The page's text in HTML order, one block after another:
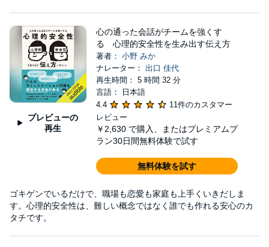
プレビューの
再生
心の通った会話がチームを強くす
る 心理的安全性を生み出す伝え方
著者： 小野 みか
ナレーター： 出口 佳代
再生時間： 5 時間 32 分
言語： 日本語
4.4
11件のカスタマー
レビュー
￥2,630 で購入、またはプレミアムプ
ラン30日間無料体験で試す
無料体験を試す
ゴキゲンでいるだけで、職場も恋愛も家庭も上手くいきだしま
す。心理的安全性は、難しい概念ではなく誰でも作れる安心のカ
タチです。